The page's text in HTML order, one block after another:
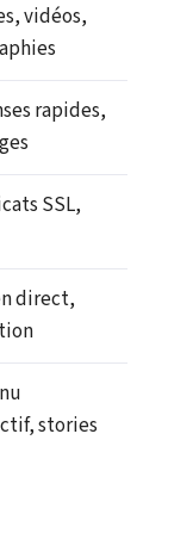
vidéos,
rapides,
SSL,
direct,
stories